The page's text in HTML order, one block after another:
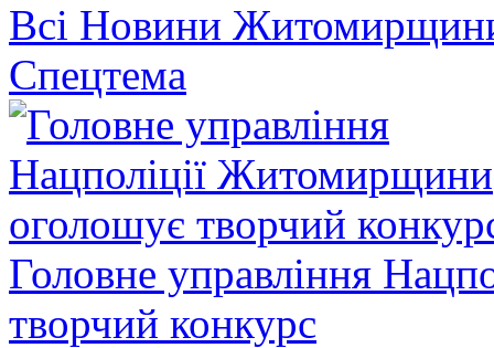
Всі Новини
Спецтема
Головне управління
творчий конкурс